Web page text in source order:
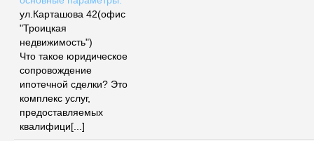
ул.Карташова 42(офис
"Троицкая
недвижимость")
Что такое юридическое
сопровождение
ипотечной сделки? Это
комплекс услуг,
предоставляемых
квалифици[...]